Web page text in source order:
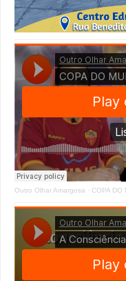
Outro Olhar Amargosa · COPA DO